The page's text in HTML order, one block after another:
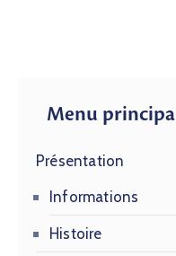
Menu principal
Présentation
Informations
Histoire